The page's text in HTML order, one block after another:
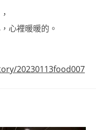
心裡暖暖的。
20230113food007